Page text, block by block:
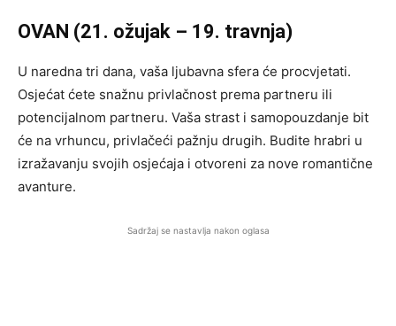
OVAN (21. ožujak – 19. travnja)
U naredna tri dana, vaša ljubavna sfera će procvjetati.
Osjećat ćete snažnu privlačnost prema partneru ili
potencijalnom partneru. Vaša strast i samopouzdanje bit
će na vrhuncu, privlačeći pažnju drugih. Budite hrabri u
izražavanju svojih osjećaja i otvoreni za nove romantične
avanture.
Sadržaj se nastavlja nakon oglasa